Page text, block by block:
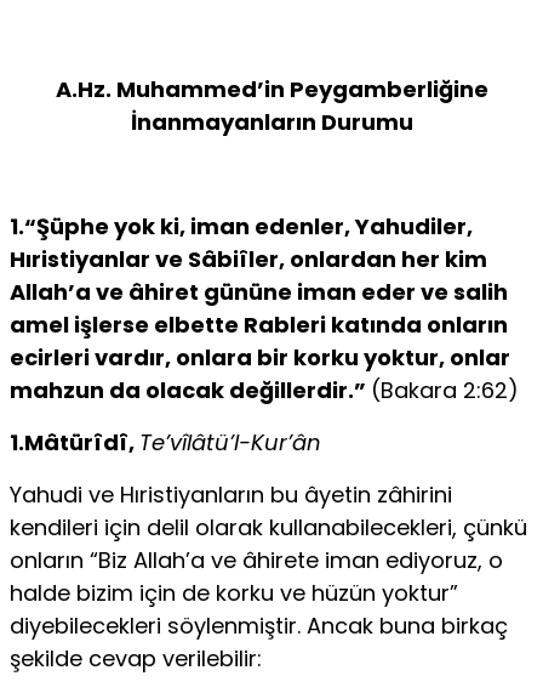
A.Hz. Muhammed’in Peygamberliğine
İnanmayanların Durumu
1.“Şüphe yok ki, iman edenler, Yahudiler,
Hıristiyanlar ve Sâbiîler, on­lardan her kim
Allah’a ve âhiret gününe iman eder ve salih
amel iş­lerse elbette Rableri katında onların
ecirleri vardır, onlara bir korku yoktur, onlar
mahzun da olacak değillerdir.” (Bakara 2:62)
1.Mâtürîdî, Te’vîlâtü’l-Kur’ân
Yahudi ve Hıristiyanların bu âyetin zâhirini
kendileri için delil olarak kullana­bilecekleri, çünkü
onların “Biz Allah’a ve âhirete iman ediyoruz, o
halde bizim için de korku ve hüzün yoktur”
diyebilecekleri söylenmiştir. Ancak buna birkaç
şekilde cevap verilebilir: